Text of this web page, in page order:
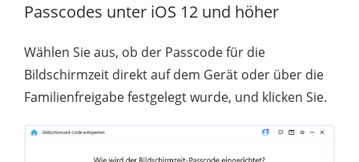
Passcodes unter iOS 12 und höher
Wählen Sie aus, ob der Passcode für die
Bildschirmzeit direkt auf dem Gerät oder über die
Familienfreigabe festgelegt wurde, und klicken Sie.